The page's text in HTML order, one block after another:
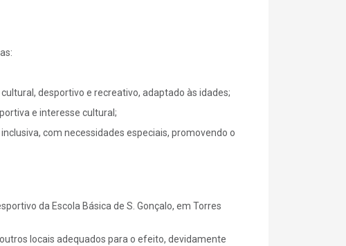
desportivo e recreativo, adaptado às idades;
e interesse cultural;
com necessidades especiais, promovendo o
da Escola Básica de S. Gonçalo, em Torres
locais adequados para o efeito, devidamente